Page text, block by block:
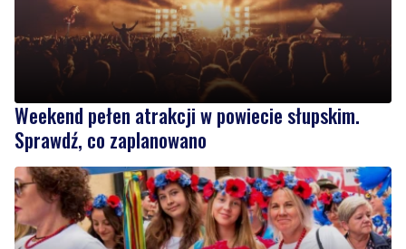
Weekend pełen atrakcji w powiecie słupskim.
Sprawdź, co zaplanowano